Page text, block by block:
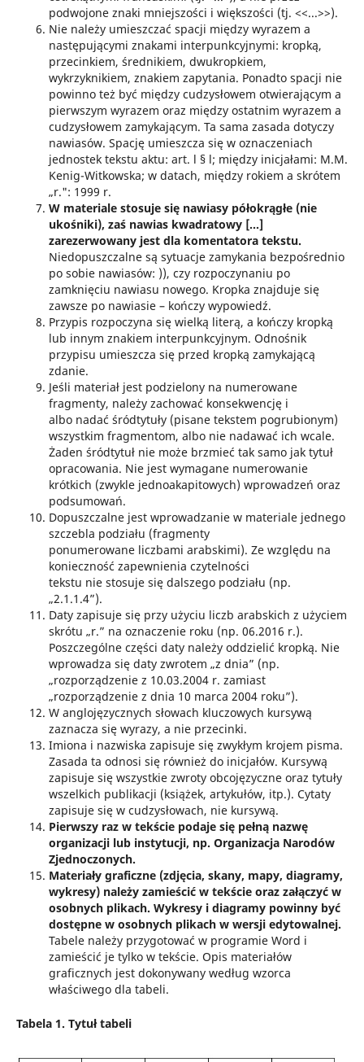
podwojone znaki mniejszości i większości (tj. <<...>>).
Nie należy umieszczać spacji między wyrazem a
następującymi znakami interpunkcyjnymi: kropką,
przecinkiem, średnikiem, dwukropkiem,
wykrzyknikiem, znakiem zapytania. Ponadto spacji nie
powinno też być między cudzysłowem otwierającym a
pierwszym wyrazem oraz między ostatnim wyrazem a
cudzysłowem zamykającym. Ta sama zasada dotyczy
nawiasów. Spację umieszcza się w oznaczeniach
jednostek tekstu aktu: art. l § l; między inicjałami: M.M.
Kenig-Witkowska; w datach, między rokiem a skrótem
„r.": 1999 r.
W materiale stosuje się nawiasy półokrągłe (nie
ukośniki), zaś nawias kwadratowy [...]
zarezerwowany jest dla komentatora tekstu.
Niedopuszczalne są sytuacje zamykania bezpośrednio
po sobie nawiasów: )), czy rozpoczynaniu po
zamknięciu nawiasu nowego. Kropka znajduje się
zawsze po nawiasie – kończy wypowiedź.
Przypis rozpoczyna się wielką literą, a kończy kropką
lub innym znakiem interpunkcyjnym. Odnośnik
przypisu umieszcza się przed kropką zamykającą
zdanie.
Jeśli materiał jest podzielony na numerowane
fragmenty, należy zachować konsekwencję i
albo nadać śródtytuły (pisane tekstem pogrubionym)
wszystkim fragmentom, albo nie nadawać ich wcale.
Żaden śródtytuł nie może brzmieć tak samo jak tytuł
opracowania. Nie jest wymagane numerowanie
krótkich (zwykle jednoakapitowych) wprowadzeń oraz
podsumowań.
Dopuszczalne jest wprowadzanie w materiale jednego
szczebla podziału (fragmenty
ponumerowane liczbami arabskimi). Ze względu na
konieczność zapewnienia czytelności
tekstu nie stosuje się dalszego podziału (np.
„2.1.1.4”).
Daty zapisuje się przy użyciu liczb arabskich z użyciem
skrótu „r.” na oznaczenie roku (np. 06.2016 r.).
Poszczególne części daty należy oddzielić kropką. Nie
wprowadza się daty zwrotem „z dnia” (np.
„rozporządzenie z 10.03.2004 r. zamiast
„rozporządzenie z dnia 10 marca 2004 roku”).
W anglojęzycznych słowach kluczowych kursywą
zaznacza się wyrazy, a nie przecinki.
Imiona i nazwiska zapisuje się zwykłym krojem pisma.
Zasada ta odnosi się również do inicjałów. Kursywą
zapisuje się wszystkie zwroty obcojęzyczne oraz tytuły
wszelkich publikacji (książek, artykułów, itp.). Cytaty
zapisuje się w cudzysłowach, nie kursywą.
Pierwszy raz w tekście podaje się pełną nazwę
organizacji lub instytucji, np. Organizacja Narodów
Zjednoczonych.
Materiały graficzne (zdjęcia, skany, mapy, diagramy,
wykresy) należy zamieścić w tekście oraz załączyć w
osobnych plikach. Wykresy i diagramy powinny być
dostępne w osobnych plikach w wersji edytowalnej.
Tabele należy przygotować w programie Word i
zamieścić je tylko w tekście. Opis materiałów
graficznych jest dokonywany według wzorca
właściwego dla tabeli.
Tabela 1. Tytuł tabeli